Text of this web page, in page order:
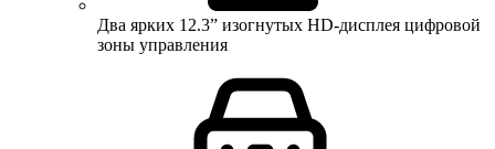
Два ярких 12.3” изогнутых HD-дисплея цифровой
зоны управления